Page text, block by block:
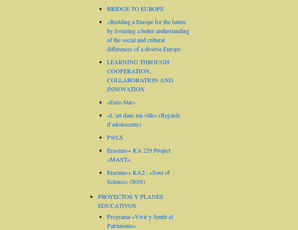
BRIDGE TO EUROPE
«Building a Europe for the future
by fostering a better understanding
of the social and cultural
differences of a diverse Europe.
LEARNING THROUGH
COOPERATION,
COLLABORATION AND
INNOVATION
«Euro Star»
«L´art dans ma ville» (Regards
d’adolescents)
P@LS
Erasmus+ KA 229 Project
«MAST».
Erasmus+ KA2 : «Soul of
Science» (SOS)
PROYECTOS Y PLANES
EDUCATIVOS
Programa «Vivir y Sentir el
Patrimonio»